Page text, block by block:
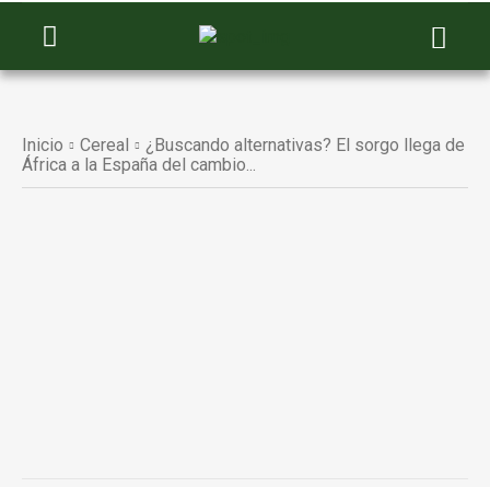
Inicio Cereal
¿Buscando alternativas? El sorgo llega de
África a la España del cambio...